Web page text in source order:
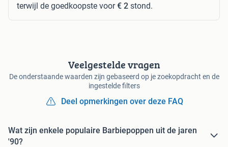
terwijl de goedkoopste voor€ 2 stond.
Veelgestelde vragen
De onderstaande waarden zijn gebaseerd op je zoekopdracht en de
ingestelde filters
Deel opmerkingen over deze FAQ
Wat zijn enkele populaire Barbiepoppen uit de jaren
'90?